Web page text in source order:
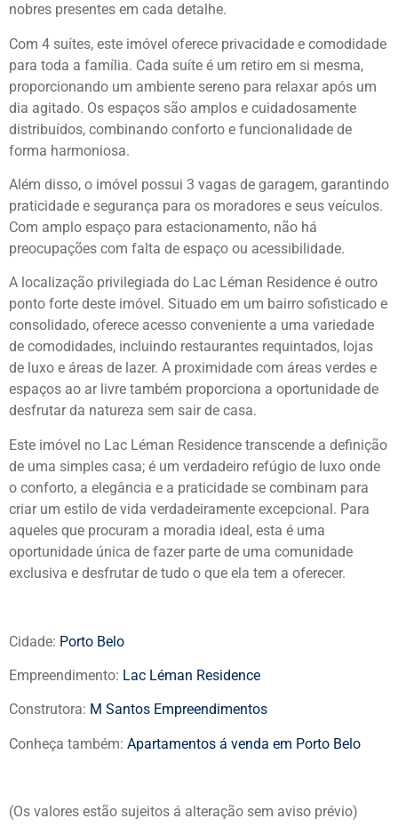
nobres presentes em cada detalhe.
Com 4 suítes, este imóvel oferece privacidade e comodidade
para toda a família. Cada suíte é um retiro em si mesma,
proporcionando um ambiente sereno para relaxar após um
dia agitado. Os espaços são amplos e cuidadosamente
distribuídos, combinando conforto e funcionalidade de
forma harmoniosa.
Além disso, o imóvel possui 3 vagas de garagem, garantindo
praticidade e segurança para os moradores e seus veículos.
Com amplo espaço para estacionamento, não há
preocupações com falta de espaço ou acessibilidade.
A localização privilegiada do Lac Léman Residence é outro
ponto forte deste imóvel. Situado em um bairro sofisticado e
consolidado, oferece acesso conveniente a uma variedade
de comodidades, incluindo restaurantes requintados, lojas
de luxo e áreas de lazer. A proximidade com áreas verdes e
espaços ao ar livre também proporciona a oportunidade de
desfrutar da natureza sem sair de casa.
Este imóvel no Lac Léman Residence transcende a definição
de uma simples casa; é um verdadeiro refúgio de luxo onde
o conforto, a elegância e a praticidade se combinam para
criar um estilo de vida verdadeiramente excepcional. Para
aqueles que procuram a moradia ideal, esta é uma
oportunidade única de fazer parte de uma comunidade
exclusiva e desfrutar de tudo o que ela tem a oferecer.
Cidade: Porto Belo
Empreendimento: Lac Léman Residence
Construtora: M Santos Empreendimentos
Conheça também: Apartamentos á venda em Porto Belo
(Os valores estão sujeitos á alteração sem aviso prévio)